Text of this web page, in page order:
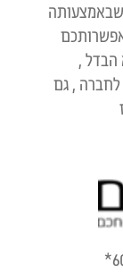
,
, גם